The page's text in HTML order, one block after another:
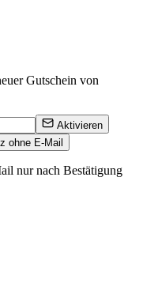
Gutschein von
Aktivieren
ohne E-Mail
nur nach Bestätigung